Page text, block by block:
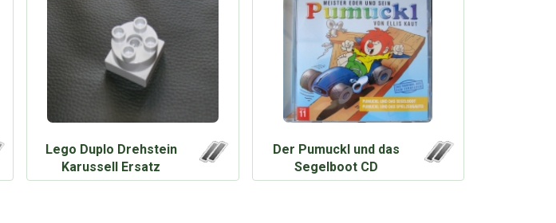
Lego Duplo Drehstein
Karussell Ersatz
Der Pumuckl und das
Segelboot CD